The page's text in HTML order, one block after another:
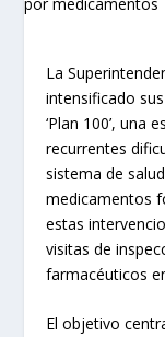
La
intensificado
‘Plan 100’, una
recurrentes
sistema de
medicamentos
estas
visitas de
farmacéuticos
El objetivo